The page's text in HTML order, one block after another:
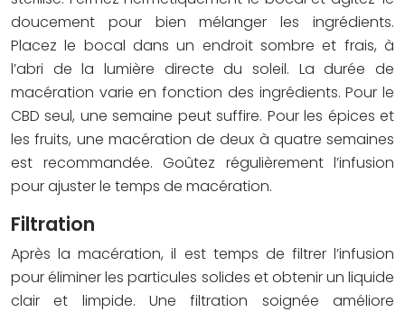
doucement pour bien mélanger les ingrédients.
Placez le bocal dans un endroit sombre et frais, à
l’abri de la lumière directe du soleil. La durée de
macération varie en fonction des ingrédients. Pour le
CBD seul, une semaine peut suffire. Pour les épices et
les fruits, une macération de deux à quatre semaines
est recommandée. Goûtez régulièrement l’infusion
pour ajuster le temps de macération.
Filtration
Après la macération, il est temps de filtrer l’infusion
pour éliminer les particules solides et obtenir un liquide
clair et limpide. Une filtration soignée améliore